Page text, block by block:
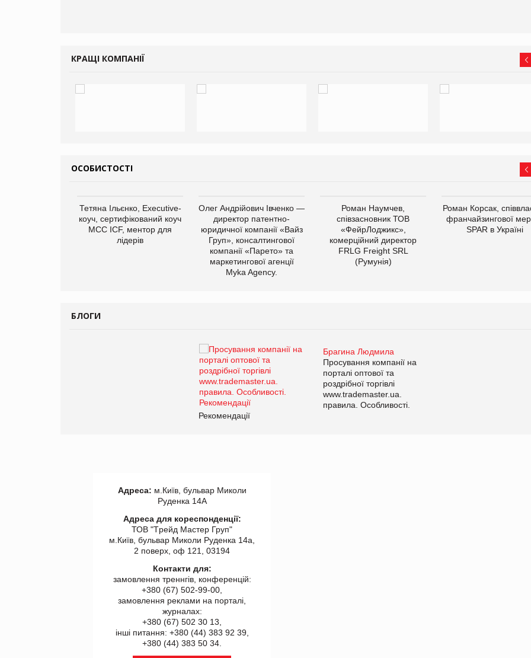
КРАЩІ КОМПАНІЇ
ОСОБИСТОСТІ
Тетяна Ільєнко, Executive-
коуч, сертифікований коуч
МСС ICF, ментор для
лідерів
Олег Андрійович Івченко —
директор патентно-
юридичної компанії «Вайз
Груп», консалтингової
компанії «Парето» та
маркетингової агенції
Myka Agency.
Роман Наумчев,
співзасновник ТОВ
«ФейрЛоджикс»,
комерційний директор
FRLG Freight SRL
(Румунія)
Роман Корсак,
франчайзингової
SPAR в Україні
БЛОГИ
Брагина Людмила
Просування компанії на
порталі оптової та
роздрібної торгівлі
www.trademaster.ua.
правила. Особливості.
Рекомендації
Адреса: м.Київ, бульвар Миколи
Руденка 14А
Адреса для кореспонденції:
ТОВ "Tрейд Мастер Груп"
м.Київ, бульвар Миколи Руденка 14а,
2 поверх, оф 121, 03194
Контакти для:
замовлення треннгів, конференцій:
+380 (67) 502-99-00,
замовлення реклами на порталі,
журналах:
+380 (67) 502 30 13,
інші питання: +380 (44) 383 92 39,
+380 (44) 383 50 34.